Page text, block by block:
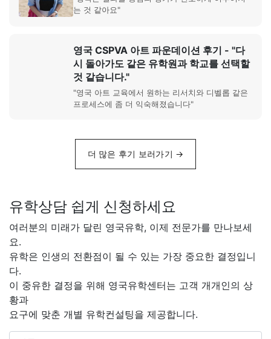
는 것 같아요"
영국 CSPVA 아트 파운데이션 후기 - "다
시 돌아가도 같은 유학원과 학교를 선택할
것 같습니다."
"영국 아트 교육에서 원하는 리서치와 디벨롭 같은
프로세스에 좀 더 익숙해졌습니다"
더 많은 후기 보러가기 →
유학상담 쉽게 신청하세요
여러분의 미래가 달린 영국유학, 이제 전문가를 만나보세
요.
유학은 인생의 전환점이 될 수 있는 가장 중요한 결정입니
다.
이 중유한 결정을 위해 영국유학센터는 고객 개개인의 상
황과
요구에 맞춘 개별 유학컨설팅을 제공합니다.